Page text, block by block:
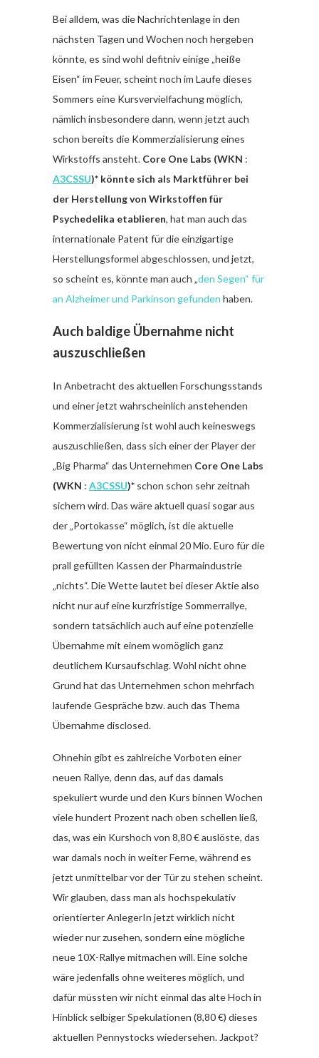
Bei alldem, was die Nachrichtenlage in den
nächsten Tagen und Wochen noch hergeben
könnte, es sind wohl defitniv einige „heiße
Eisen“ im Feuer, scheint noch im Laufe dieses
Sommers eine Kursvervielfachung möglich,
nämlich insbesondere dann, wenn jetzt auch
schon bereits die Kommerzialisierung eines
Wirkstoffs ansteht. Core One Labs (WKN :
A3CSSU)* könnte sich als Marktführer bei
der Herstellung von Wirkstoffen für
Psychedelika etablieren, hat man auch das
internationale Patent für die einzigartige
Herstellungsformel abgeschlossen, und jetzt,
so scheint es, könnte man auch „den Segen“ für
an Alzheimer und Parkinson gefunden haben.
Auch baldige Übernahme nicht
auszuschließen
In Anbetracht des aktuellen Forschungsstands
und einer jetzt wahrscheinlich anstehenden
Kommerzialisierung ist wohl auch keineswegs
auszuschließen, dass sich einer der Player der
„Big Pharma“ das Unternehmen Core One Labs
(WKN : A3CSSU)* schon schon sehr zeitnah
sichern wird. Das wäre aktuell quasi sogar aus
der „Portokasse“ möglich, ist die aktuelle
Bewertung von nicht einmal 20 Mio. Euro für die
prall gefüllten Kassen der Pharmaindustrie
„nichts“. Die Wette lautet bei dieser Aktie also
nicht nur auf eine kurzfristige Sommerrallye,
sondern tatsächlich auch auf eine potenzielle
Übernahme mit einem womöglich ganz
deutlichem Kursaufschlag. Wohl nicht ohne
Grund hat das Unternehmen schon mehrfach
laufende Gespräche bzw. auch das Thema
Übernahme disclosed.
Ohnehin gibt es zahlreiche Vorboten einer
neuen Rallye, denn das, auf das damals
spekuliert wurde und den Kurs binnen Wochen
viele hundert Prozent nach oben schellen ließ,
das, was ein Kurshoch von 8,80 € auslöste, das
war damals noch in weiter Ferne, während es
jetzt unmittelbar vor der Tür zu stehen scheint.
Wir glauben, dass man als hochspekulativ
orientierter AnlegerIn jetzt wirklich nicht
wieder nur zusehen, sondern eine mögliche
neue 10X-Rallye mitmachen will. Eine solche
wäre jedenfalls ohne weiteres möglich, und
dafür müssten wir nicht einmal das alte Hoch in
Hinblick selbiger Spekulationen (8,80 €) dieses
aktuellen Pennystocks wiedersehen. Jackpot?